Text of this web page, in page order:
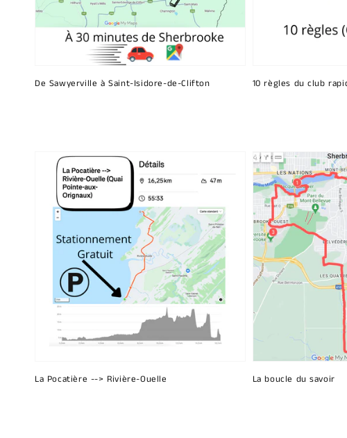
De Sawyerville à Saint-Isidore-de-Clifton 10 règles du club
La Pocatière --> Rivière-Ouelle La boucle du savoir